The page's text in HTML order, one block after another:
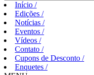
Início /
Edições /
Notícias /
Eventos /
Vídeos /
Contato /
Cupons de Desconto /
Enquetes /